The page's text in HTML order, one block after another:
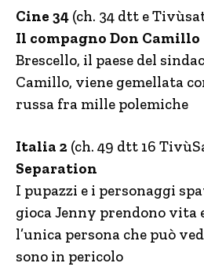
Cine 34 (ch. 34 dtt e
Il compagno Don Camillo
Brescello, il paese del
Camillo, viene gemellata
russa fra mille polemiche
Italia 2 (ch. 49 dtt 16
Separation
I pupazzi e i personaggi
gioca Jenny prendono vita
l’unica persona che può
sono in pericolo